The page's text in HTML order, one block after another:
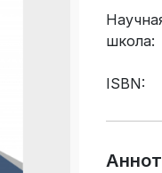
школа:
ISBN: